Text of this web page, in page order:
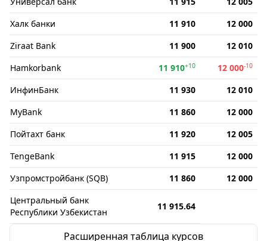
Халк банки
11 910
12 000
Ziraat Bank
11 900
12 010
Hamkorbank
11 910+10 12 000-10
ИнфинБанк 11 930
12 010
MyBank
11 860
12 000
Пойтахт банк
11 920
12 005
TengeBank
11 915
12 000
Узпромстройбанк (SQB)
11 860
12 000
Центральный банк
Республики Узбекистан
11 915.64
Расширенная таблица курсов